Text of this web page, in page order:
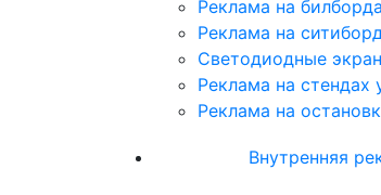
Реклама на
Реклама на
Светодиодные
Реклама на
Реклама на
Внутренняя